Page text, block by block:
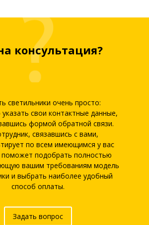
консультация?
светильники очень просто:
свои контактные данные,
формой обратной связи.
связавшись с вами,
по всем имеющимся у вас
подобрать полностью
вашим требованиям модель
и выбрать наиболее удобный
способ оплаты.
Задать вопрос